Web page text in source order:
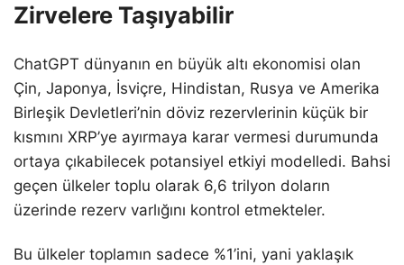
Zirvelere Taşıyabilir
ChatGPT dünyanın en büyük altı ekonomisi olan
Çin, Japonya, İsviçre, Hindistan, Rusya ve Amerika
Birleşik Devletleri’nin döviz rezervlerinin küçük bir
kısmını XRP’ye ayırmaya karar vermesi durumunda
ortaya çıkabilecek potansiyel etkiyi modelledi. Bahsi
geçen ülkeler toplu olarak 6,6 trilyon doların
üzerinde rezerv varlığını kontrol etmekteler.
Bu ülkeler toplamın sadece %1’ini, yani yaklaşık